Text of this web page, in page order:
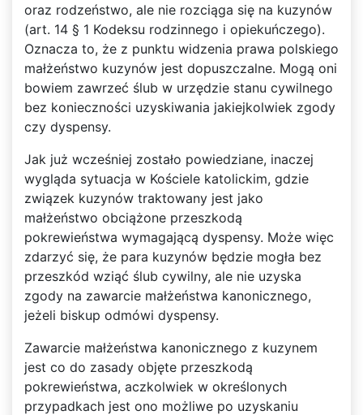
oraz rodzeństwo, ale nie rozciąga się na kuzynów
(art. 14 § 1 Kodeksu rodzinnego i opiekuńczego).
Oznacza to, że z punktu widzenia prawa polskiego
małżeństwo kuzynów jest dopuszczalne. Mogą oni
bowiem zawrzeć ślub w urzędzie stanu cywilnego
bez konieczności uzyskiwania jakiejkolwiek zgody
czy dyspensy.
Jak już wcześniej zostało powiedziane, inaczej
wygląda sytuacja w Kościele katolickim, gdzie
związek kuzynów traktowany jest jako
małżeństwo obciążone przeszkodą
pokrewieństwa wymagającą dyspensy. Może więc
zdarzyć się, że para kuzynów będzie mogła bez
przeszkód wziąć ślub cywilny, ale nie uzyska
zgody na zawarcie małżeństwa kanonicznego,
jeżeli biskup odmówi dyspensy.
Zawarcie małżeństwa kanonicznego z kuzynem
jest co do zasady objęte przeszkodą
pokrewieństwa, aczkolwiek w określonych
przypadkach jest ono możliwe po uzyskaniu